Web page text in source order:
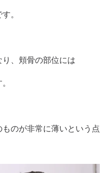
。
、頬骨の部位には
のが非常に薄いという点